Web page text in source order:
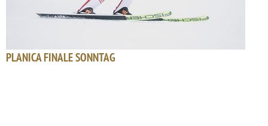
PLANICA FINALE SONNTAG